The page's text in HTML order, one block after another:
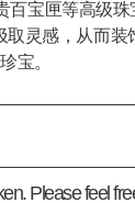
百宝匣等高级珠
灵感，从而装
宝。
Please feel